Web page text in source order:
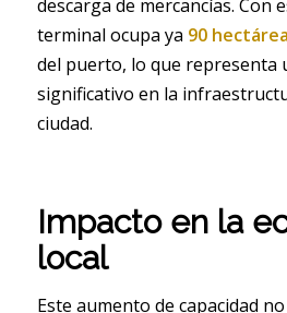
descarga de mercancías. Con
terminal ocupa ya 90
del puerto, lo que representa
significativo en la
ciudad.
Impacto en la
local
Este aumento de capacidad